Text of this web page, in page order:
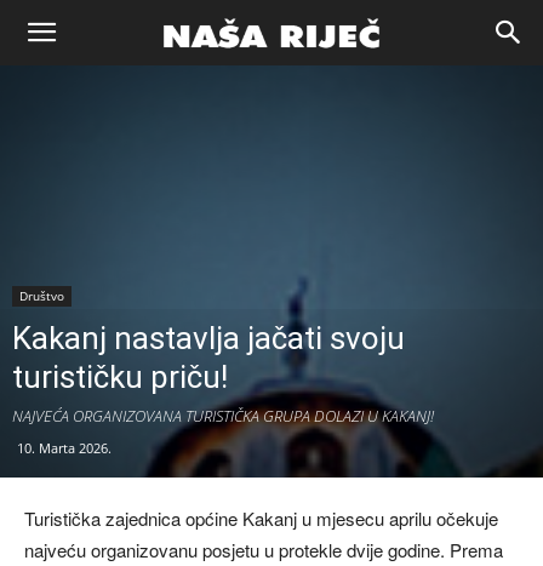
Naša
Društvo
Kakanj nastavlja jačati svoju
turističku priču!
NAJVEĆA ORGANIZOVANA TURISTIČKA GRUPA DOLAZI U KAKANJ!
10. Marta 2026.
Turistička zajednica općine Kakanj u mjesecu aprilu očekuje
najveću organizovanu posjetu u protekle dvije godine. Prema